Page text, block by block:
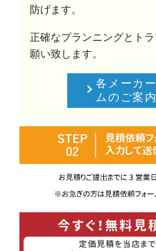
防げます。
正確なプランニングとト
願い致します。
各メーカ
ムのご案内